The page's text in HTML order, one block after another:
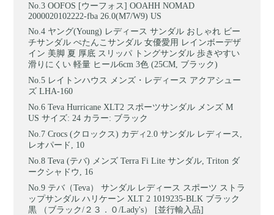
OOFOS [ウーフォス] OOAHH NOMAD
2000020102222-fba 26.0(M7/W9) US
ヤング(Young) レディース サンダル おしゃれ ビー
チサンダル ぺたんこサンダル 女優愛用 レインボーデザ
イン 美脚 夏 厚底 スリッパ トングサンダル 歩きやすい
滑りにくい 軽量 ヒール6cm 3色 (25CM, ブラック)
レイトンハウス メンズ・レディース アクアシュー
ズ LHA-160
Teva Hurricane XLT2 スポーツサンダル メンズ M
US サイズ: 24 カラー: ブラック
Crocs (クロックス) カディ2.0 サンダル レディース,
レオパード, 10
Teva (テバ) メンズ Terra Fi Lite サンダル, Triton ダ
ークシャドウ, 16
テバ（Teva） サンダル レディース スポーツ ストラ
ップサンダル ハリケーン XLT 2 1019235-BLK ブラック
黒 （ブラック/２３．０/Lady's） [並行輸入品]